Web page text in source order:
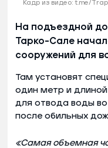
Кадр из видео: t.me/
На подъездной
Тарко-Сале
сооружений для
Там установят
один метр и
для отвода воды
после обильных
«Самая объемная